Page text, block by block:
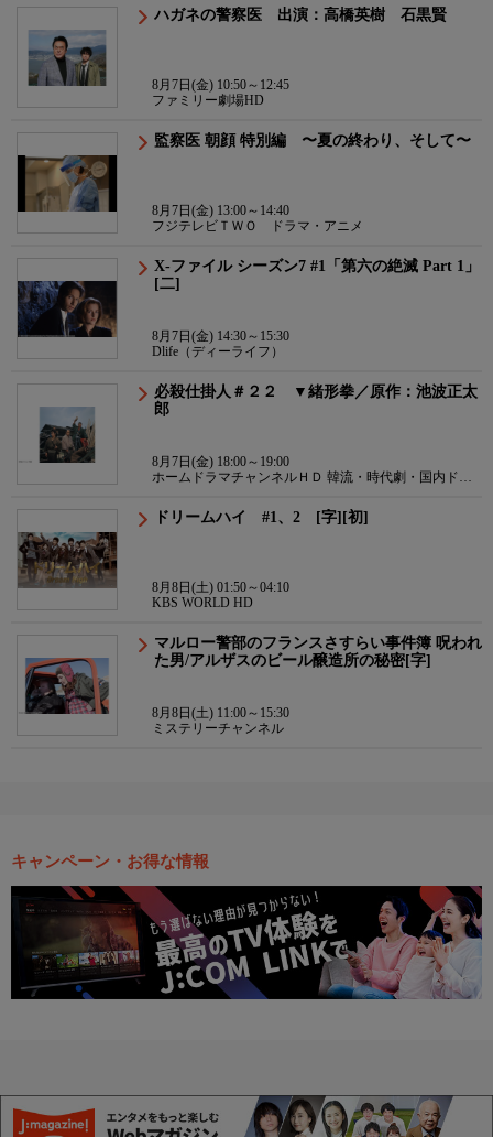
ハガネの警察医 出演：高橋英樹 石黒賢
8月7日(金) 10:50～12:45
ファミリー劇場HD
監察医 朝顔 特別編 〜夏の終わり、そして〜
8月7日(金) 13:00～14:40
フジテレビＴＷＯ ドラマ・アニメ
X-ファイル シーズン7 #1「第六の絶滅 Part 1」
[二]
8月7日(金) 14:30～15:30
Dlife（ディーライフ）
必殺仕掛人＃２２ ▼緒形拳／原作：池波正太
郎
8月7日(金) 18:00～19:00
ホームドラマチャンネルＨＤ 韓流・時代劇・国内ドラ
ドリームハイ #1、2 [字][初]
8月8日(土) 01:50～04:10
KBS WORLD HD
マルロー警部のフランスさすらい事件簿 呪われ
た男/アルザスのビール醸造所の秘密[字]
8月8日(土) 11:00～15:30
ミステリーチャンネル
キャンペーン・お得な情報